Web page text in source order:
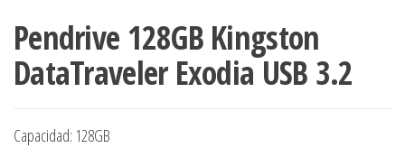
Pendrive 128GB Kingston
DataTraveler Exodia USB 3.2
Capacidad: 128GB